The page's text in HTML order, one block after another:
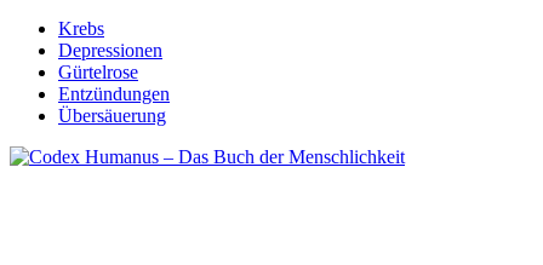
Krebs
Depressionen
Gürtelrose
Entzündungen
Übersäuerung